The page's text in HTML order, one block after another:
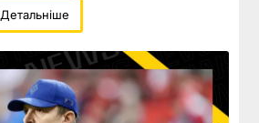
Детальніше